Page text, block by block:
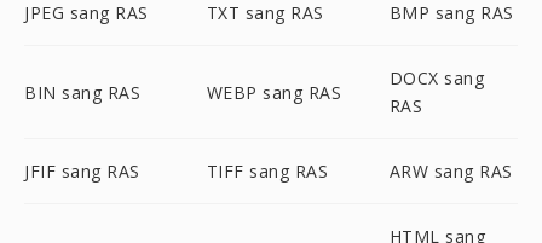
JPEG sang RAS TXT sang RAS BMP sang RAS
BIN sang RAS WEBP sang RAS
DOCX sang
RAS
JFIF sang RAS TIFF sang RAS ARW sang RAS
HTML sang